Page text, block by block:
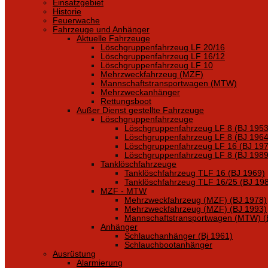
Einsatzgebiet
Historie
Feuerwache
Fahrzeuge und Anhänger
Aktuelle Fahrzeuge
Löschgruppenfahrzeug LF 20/16
Löschgruppenfahrzeug LF 16/12
Löschgruppenfahrzeug LF 10
Mehrzweckfahrzeug (MZF)
Mannschaftstransportwagen (MTW)
Mehrzweckanhänger
Rettungsboot
Außer Dienst gestellte Fahrzeuge
Löschgruppenfahrzeuge
Löschgruppenfahrzeug LF 8 (BJ
Löschgruppenfahrzeug LF 8 (BJ
Löschgruppenfahrzeug LF 16 (BJ
Löschgruppenfahrzeug LF 8 (BJ
Tanklöschfahrzeuge
Tanklöschfahrzeug TLF 16 (BJ 1969)
Tanklöschfahrzeug TLF 16/25 (BJ
MZF - MTW
Mehrzweckfahrzeug (MZF) (BJ 1978)
Mehrzweckfahrzeug (MZF) (BJ 1993)
Mannschaftstransportwagen (MTW)
Anhänger
Schlauchanhänger (Bj 1961)
Schlauchbootanhänger
Ausrüstung
Alarmierung